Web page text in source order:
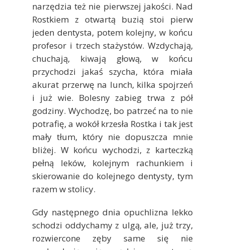
narzędzia też nie pierwszej jakości. Nad
Rostkiem z otwartą buzią stoi pierw
jeden dentysta, potem kolejny, w końcu
profesor i trzech stażystów. Wzdychają,
chuchają, kiwają głową, w końcu
przychodzi jakaś szycha, która miała
akurat przerwę na lunch, kilka spojrzeń
i już wie. Bolesny zabieg trwa z pół
godziny. Wychodzę, bo patrzeć na to nie
potrafię, a wokół krzesła Rostka i tak jest
mały tłum, który nie dopuszcza mnie
bliżej. W końcu wychodzi, z karteczką
pełną leków, kolejnym rachunkiem i
skierowanie do kolejnego dentysty, tym
razem w stolicy.
Gdy następnego dnia opuchlizna lekko
schodzi oddychamy z ulgą, ale, już trzy,
rozwiercone zęby same się nie